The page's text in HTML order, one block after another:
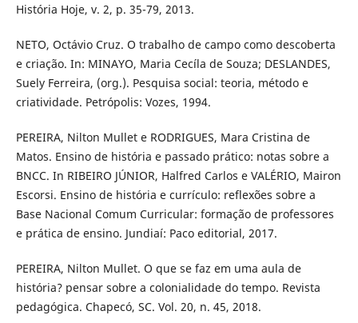
História Hoje, v. 2, p. 35-79, 2013.
NETO, Octávio Cruz. O trabalho de campo como descoberta
e criação. In: MINAYO, Maria Cecíla de Souza; DESLANDES,
Suely Ferreira, (org.). Pesquisa social: teoria, método e
criatividade. Petrópolis: Vozes, 1994.
PEREIRA, Nilton Mullet e RODRIGUES, Mara Cristina de
Matos. Ensino de história e passado prático: notas sobre a
BNCC. In RIBEIRO JÚNIOR, Halfred Carlos e VALÉRIO, Mairon
Escorsi. Ensino de história e currículo: reflexões sobre a
Base Nacional Comum Curricular: formação de professores
e prática de ensino. Jundiaí: Paco editorial, 2017.
PEREIRA, Nilton Mullet. O que se faz em uma aula de
história? pensar sobre a colonialidade do tempo. Revista
pedagógica. Chapecó, SC. Vol. 20, n. 45, 2018.